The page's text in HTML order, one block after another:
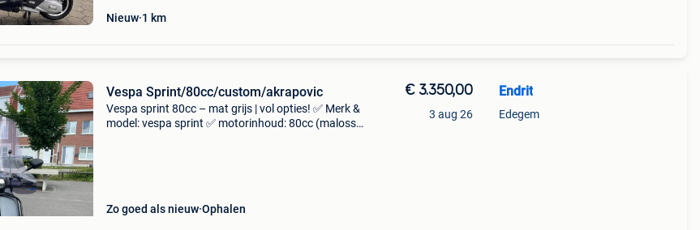
Nieuw 1 km
Vespa Sprint/80cc/custom/akrapovic
Vespa sprint 80cc – mat grijs | vol opties! ✅ Merk &
model: vespa sprint ✅ motorinhoud: 80cc (malossi
Zo goed als nieuw Ophalen
€ 3.350,00
3 aug 26
Endrit
Edegem